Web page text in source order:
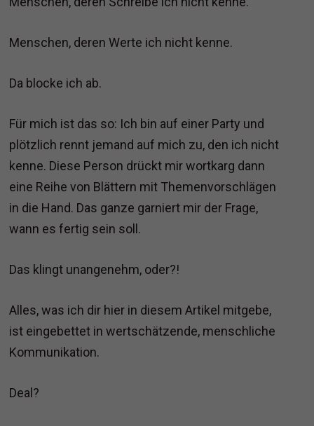
Menschen, deren Werte ich nicht kenne.
Da blocke ich ab.
Für mich ist das so: Ich bin auf einer Party und
plötzlich rennt jemand auf mich zu, den ich nicht
kenne. Diese Person drückt mir wortkarg dann
eine Reihe von Blättern mit Themenvorschlägen
in die Hand. Das ganze garniert mir der Frage,
wann es fertig sein soll.
Das klingt unangenehm, oder?!
Alles, was ich dir hier in diesem Artikel mitgebe,
ist eingebettet in wertschätzende, menschliche
Kommunikation.
Deal?